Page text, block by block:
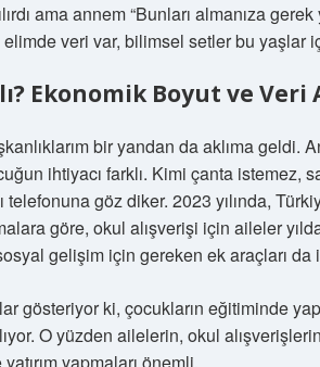
ama annem “Bunları almanıza
veri var, bilimsel setler bu yaşlar
Ekonomik Boyut ve Veri
bir yandan da aklıma geldi.
ihtiyacı farklı. Kimi çanta istemez,
göz diker. 2023 yılında,
göre, okul alışverişi için aileler
gelişim için gereken ek araçları da
gösteriyor ki, çocukların eğitiminde
O yüzden ailelerin, okul